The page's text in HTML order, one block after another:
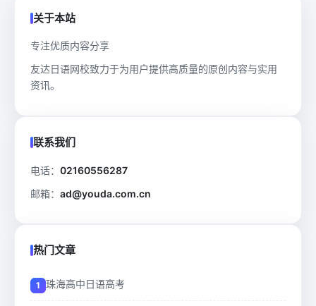
关于本站
专注优质内容分享
友达日语网校致力于为用户提供高质量的原创内容与实用
资讯。
联系我们
电话： 02160556287
邮箱： ad@youda.com.cn
热门文章
珠海高中日语高考